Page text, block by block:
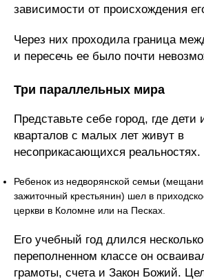
зависимости от происхождения
Через них проходила граница
и пересечь ее было почти
Три параллельных мира
Представьте себе город, где дети
кварталов с малых лет живут в
несоприкасающихся реальностях.
Ребенок из недворянской семьи
зажиточный крестьянин) шел в
церкви в Коломне или на Песках.
Его учебный год длился
переполненном классе он
грамоты, счета и Закон Божий.